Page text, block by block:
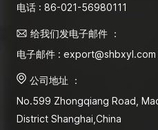
电话 : 86-021-56980111
给我们发电子邮件 ：
电子邮件 : export@shbxyl.com
公司地址 ：
No.599 Zhongqiang Road,
District Shanghai,China